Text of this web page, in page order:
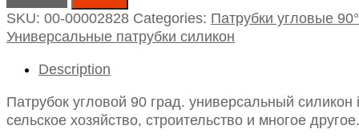
град.
универсальный
id65х250х250
quantity
SKU: 00-00002828 Categories: Патрубки угловые 90°
Универсальные патрубки силикон
Description
Патрубок угловой 90 град. универсальный
сельское хозяйство, строительство и многое